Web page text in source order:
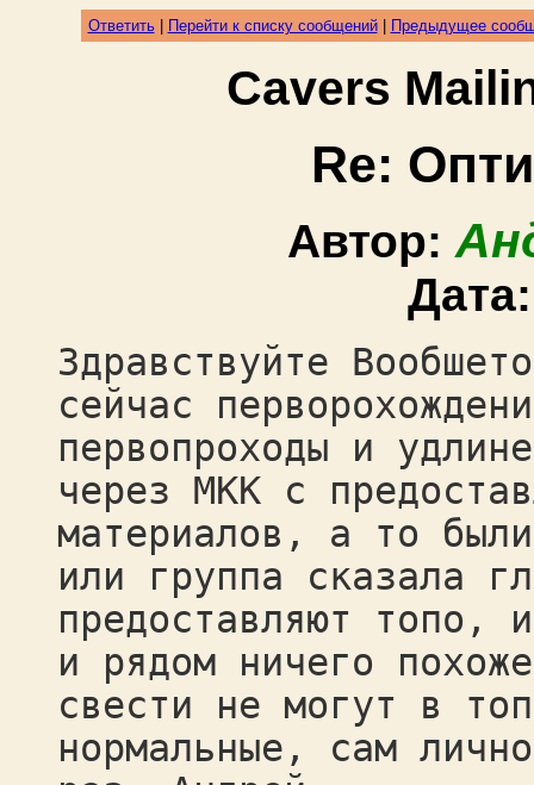
Ответить| Перейти к списку сообщений| Предыдущее
Cavers
Re:
Автор:
Здравствуйте
сейчас
первопроходы и
через МКК с
материалов, а то
или группа сказала
предоставляют топо,
и рядом ничего
свести не могут в
нормальные, сам